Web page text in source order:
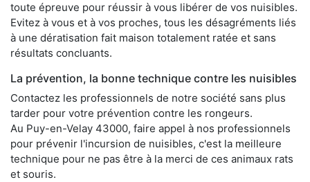
toute épreuve pour réussir à vous libérer de vos nuisibles.
Evitez à vous et à vos proches, tous les désagréments liés
à une dératisation fait maison totalement ratée et sans
résultats concluants.
La prévention, la bonne technique contre les nuisibles
Contactez les professionnels de notre société sans plus
tarder pour votre prévention contre les rongeurs.
Au Puy-en-Velay 43000, faire appel à nos professionnels
pour prévenir l'incursion de nuisibles, c'est la meilleure
technique pour ne pas être à la merci de ces animaux rats
et souris.